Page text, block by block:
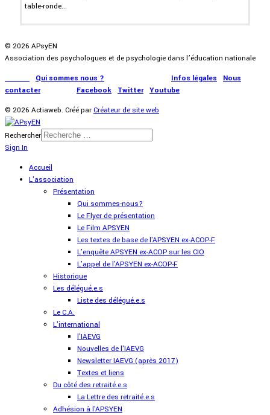
table-ronde...
© 2026 APsyEN
Association des psychologues et de psychologie dans l’éducation nationale
Qui sommes nous ? Infos légales
Nous
contacter| Facebook Twitter| Youtube
© 2026 Actiaweb. Créé parCréateur de site web
Rechercher
Sign In
Accueil
L'association
Présentation
Qui sommes-nous?
Le Flyer de présentation
Le Film APSYEN
Les textes de base de l'APSYEN ex-ACOP-F
L'enquête APSYEN ex-ACOP sur les CIO
L'appel de l'APSYEN ex-ACOP-F
Historique
Les délégué.e.s
Liste des délégué.e.s
Le C.A.
L'international
l'IAEVG
Nouvelles de l'IAEVG
Newsletter IAEVG (après 2017)
Textes et liens
Du côté des retraité.e.s
La Lettre des retraité.e.s
Adhésion à l'APSYEN